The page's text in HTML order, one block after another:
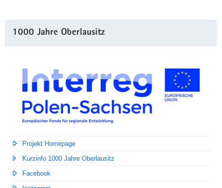
1000 Jahre Oberlausitz
Projekt Homepage
Kurzinfo 1000 Jahre Oberlausitz
Facebook